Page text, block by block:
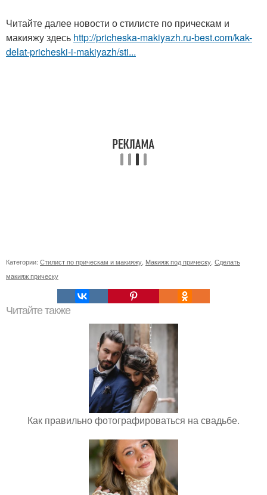
Читайте далее новости о стилисте по прическам и
макияжу здесь http://pricheska-makiyazh.ru-best.com/kak-
delat-pricheski-i-makiyazh/sti...
Категории: Стилист по прическам и макияжу Макияж под прическу Сделать
макияж прическу
Читайте также
Как правильно фотографироваться на свадьбе.